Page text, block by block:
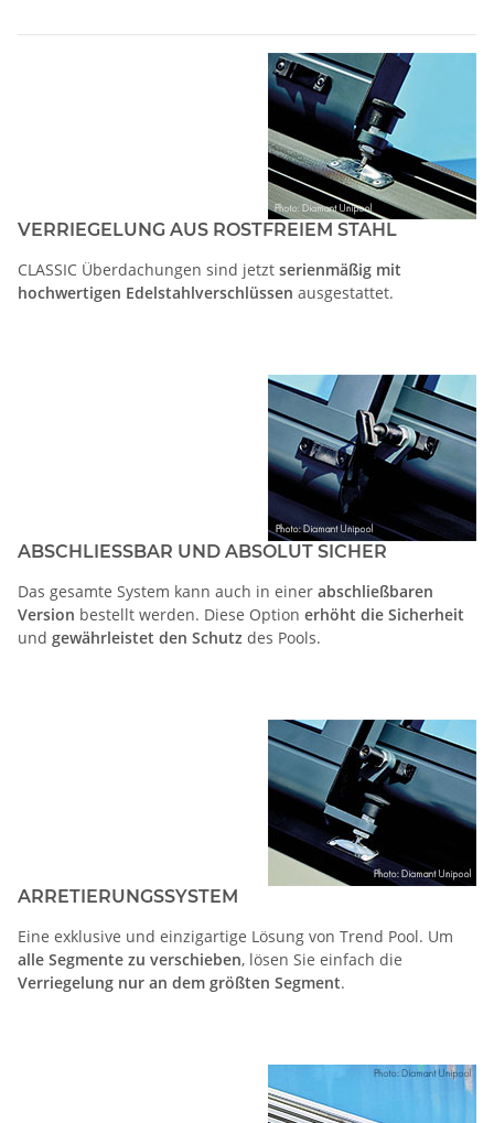
VERRIEGELUNG AUS ROSTFREIEM STAHL
CLASSIC Überdachungen sind jetzt serienmäßig mit
hochwertigen Edelstahlverschlüssen ausgestattet.
ABSCHLIESSBAR UND ABSOLUT SICHER
Das gesamte System kann auch in einer abschließbaren
Version bestellt werden. Diese Option erhöht die Sicherheit
und gewährleistet den Schutz des Pools.
ARRETIERUNGSSYSTEM
Eine exklusive und einzigartige Lösung von Trend Pool. Um
alle Segmente zu verschieben, lösen Sie einfach die
Verriegelung nur an dem größten Segment.